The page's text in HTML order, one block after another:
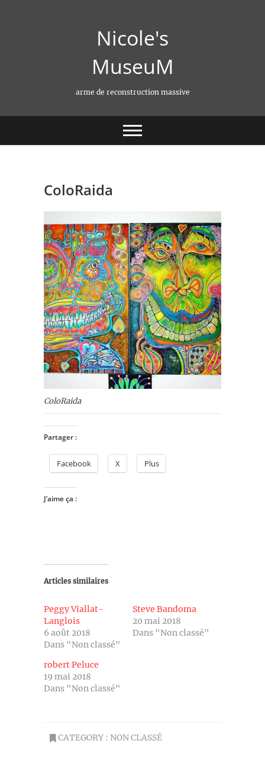
Nicole's
MuseuM
arme de reconstruction massive
ColoRaida
ColoRaida
Partager :
Facebook X Plus
J’aime ça :
Articles similaires
Peggy Viallat-
Langlois
6 août 2018
Dans "Non classé"
Steve Bandoma
20 mai 2018
Dans "Non classé"
robert Peluce
19 mai 2018
Dans "Non classé"
CATEGORY : NON CLASSÉ